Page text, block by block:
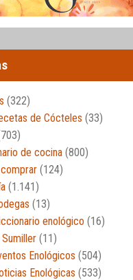
(322)
de Cócteles (33)
de cocina (800)
(124)
(1.141)
(13)
enológico (16)
Sumiller (11)
Enológicos (504)
Enológicas (533)